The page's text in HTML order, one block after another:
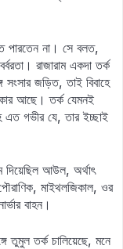
পারতেন না। সে বলত,
রাজারাম একদা তর্ক
সংসার জড়িত, তাই বিবাহে
আছে। তর্ক যেমনই
এত গভীর যে, তার ইচ্ছাই
দিয়েছিল আউল, অর্থাৎ
মাইথলজিকাল, ওর
বাহন।
তুমুল তর্ক চালিয়েছে, মনে